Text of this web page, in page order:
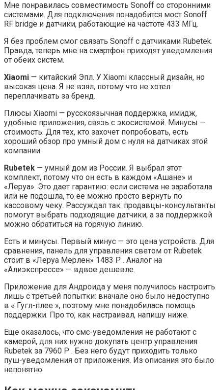
Мне понравилась совместимость Sonoff со сторонними
системами. Для подключения понадобится мост Sonoff
RF bridge и датчики, работающие на частоте 433 МГц.
Я без проблем смог связать Sonoff с датчиками Rubetek.
Правда, теперь мне на смартфон приходят уведомления
от обеих систем.
Xiaomi — китайский Эпл. У Xiaomi классный дизайн, но
высокая цена. Я не взял, потому что не хотел
переплачивать за бренд.
Плюсы Xiaomi — русскоязычная поддержка, имидж,
удобные приложения, связь с экосистемой. Минусы —
стоимость. Для тех, кто захочет попробовать, есть
хороший обзор про умный дом с нуля на датчиках этой
компании.
Rubetek — умный дом из России. Я выбрал этот
комплект, потому что он есть в каждом «Ашане» и
«Леруа». Это дает гарантию: если система не заработала
или не подошла, то ее можно просто вернуть по
кассовому чеку. Рассуждал так: продавцы-консультанты
помогут выбрать подходящие датчики, а за поддержкой
можно обратиться на горячую линию.
Есть и минусы. Первый минус — это цена устройств. Для
сравнения, панель для управления светом от Rubetek
стоит в «Леруа Мерлен» 1483 Р . Аналог на
«Алиэкспрессе» — вдвое дешевле.
Приложение для Андроида у меня получилось настроить
лишь с третьей попытки: вначале оно было недоступно
в « Гугл-плее », поэтому мне понадобилась помощь
поддержки. Про то, как настраивал, напишу ниже.
Еще оказалось, что смс-уведомления не работают с
камерой, для них нужно докупать центр управления
Rubetek за 7960 Р . Без него будут приходить только
пуш-уведомления от приложения. Из описания это было
непонятно.